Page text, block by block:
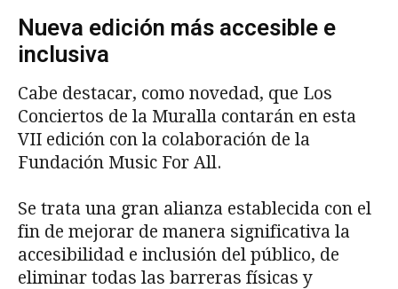
Nueva edición más accesible e
inclusiva
Cabe destacar, como novedad, que Los
Conciertos de la Muralla contarán en esta
VII edición con la colaboración de la
Fundación Music For All.
Se trata una gran alianza establecida con el
fin de mejorar de manera significativa la
accesibilidad e inclusión del público, de
eliminar todas las barreras físicas y